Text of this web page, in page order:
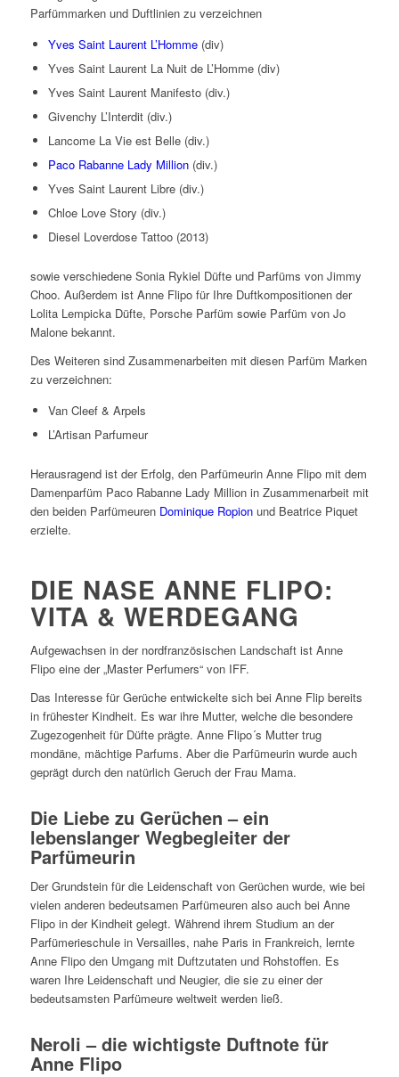
Parfümmarken und Duftlinien zu verzeichnen
Yves Saint Laurent L’Homme(div)
Yves Saint Laurent La Nuit de L’Homme (div)
Yves Saint Laurent Manifesto (div.)
Givenchy L’Interdit (div.)
Lancome La Vie est Belle (div.)
Paco Rabanne Lady Million(div.)
Yves Saint Laurent Libre (div.)
Chloe Love Story (div.)
Diesel Loverdose Tattoo (2013)
sowie verschiedene Sonia Rykiel Düfte und Parfüms von Jimmy
Choo. Außerdem ist Anne Flipo für Ihre Duftkompositionen der
Lolita Lempicka Düfte, Porsche Parfüm sowie Parfüm von Jo
Malone bekannt.
Des Weiteren sind Zusammenarbeiten mit diesen Parfüm Marken
zu verzeichnen:
Van Cleef & Arpels
L’Artisan Parfumeur
Herausragend ist der Erfolg, den Parfümeurin Anne Flipo mit dem
Damenparfüm Paco Rabanne Lady Million in Zusammenarbeit mit
den beiden Parfümeuren Dominique Ropionund Beatrice Piquet
erzielte.
DIE NASE ANNE FLIPO:
VITA & WERDEGANG
Aufgewachsen in der nordfranzösischen Landschaft ist Anne
Flipo eine der „Master Perfumers“ von IFF.
Das Interesse für Gerüche entwickelte sich bei Anne Flip bereits
in frühester Kindheit. Es war ihre Mutter, welche die besondere
Zugezogenheit für Düfte prägte. Anne Flipo´s Mutter trug
mondäne, mächtige Parfums. Aber die Parfümeurin wurde auch
geprägt durch den natürlich Geruch der Frau Mama.
Die Liebe zu Gerüchen – ein
lebenslanger Wegbegleiter der
Parfümeurin
Der Grundstein für die Leidenschaft von Gerüchen wurde, wie bei
vielen anderen bedeutsamen Parfümeuren also auch bei Anne
Flipo in der Kindheit gelegt. Während ihrem Studium an der
Parfümerieschule in Versailles, nahe Paris in Frankreich, lernte
Anne Flipo den Umgang mit Duftzutaten und Rohstoffen. Es
waren Ihre Leidenschaft und Neugier, die sie zu einer der
bedeutsamsten Parfümeure weltweit werden ließ.
Neroli – die wichtigste Duftnote für
Anne Flipo